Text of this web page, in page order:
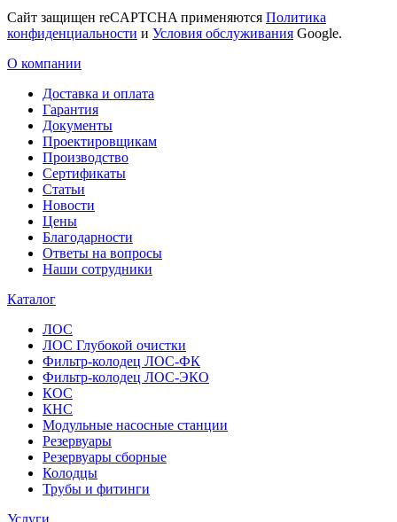
Сайт защищен reCAPTCHA применяются Политика
конфиденциальности и Условия обслуживания Google.
О компании
Доставка и оплата
Гарантия
Документы
Проектировщикам
Производство
Сертификаты
Статьи
Новости
Цены
Благодарности
Ответы на вопросы
Наши сотрудники
Каталог
ЛОС
ЛОС Глубокой очистки
Фильтр-колодец ЛОС-ФК
Фильтр-колодец ЛОС-ЭКО
КОС
КНС
Модульные насосные станции
Резервуары
Резервуары сборные
Колодцы
Трубы и фитинги
Услуги